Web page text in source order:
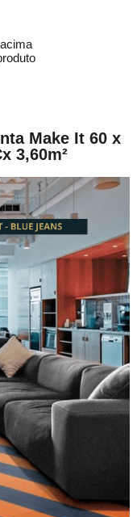
Make It 60 x
3,60m²